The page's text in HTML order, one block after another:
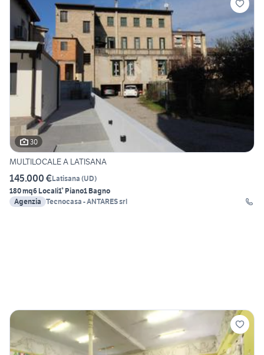
30
MULTILOCALE A LATISANA
145.000 €Latisana (UD)
180 mq6 Locali1° Piano1 Bagno
Agenzia Tecnocasa - ANTARES srl